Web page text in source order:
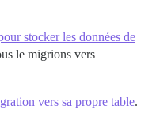
stocker les données de
le migrions vers
vers sa propre table.